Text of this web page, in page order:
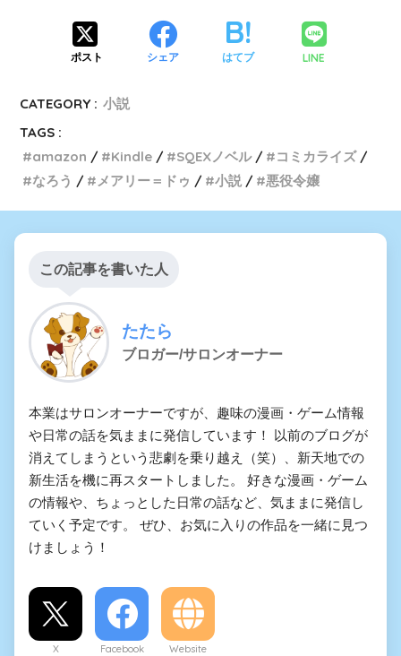
ポスト シェア はてブ LINE
CATEGORY : 小説
TAGS :
amazon
Kindle SQEXノベル
コミカライズ
なろう
メアリー＝ドゥ 小説 悪役令嬢
この記事を書いた人
たたら
ブロガー/サロンオーナー
本業はサロンオーナーですが、趣味の漫画・ゲーム情報
や日常の話を気ままに発信しています！ 以前のブログが
消えてしまうという悲劇を乗り越え（笑）、新天地での
新生活を機に再スタートしました。 好きな漫画・ゲーム
の情報や、ちょっとした日常の話など、気ままに発信し
ていく予定です。 ぜひ、お気に入りの作品を一緒に見つ
けましょう！
X Facebook Website